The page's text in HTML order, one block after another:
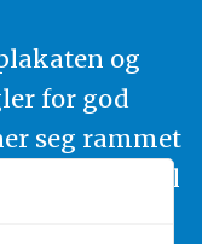
og
for god
seg rammet
oppfordres til
Du kan